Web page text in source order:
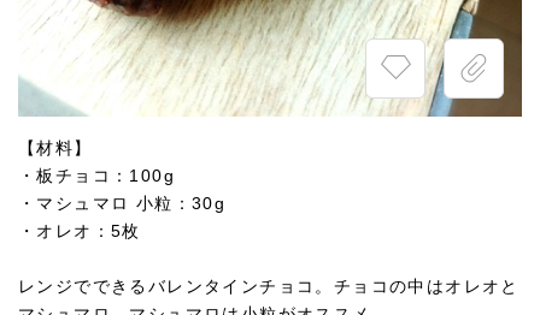
【材料】
・板チョコ：100g
・マシュマロ 小粒：30g
・オレオ：5枚
レンジでできるバレンタインチョコ。チョコの中はオレオと